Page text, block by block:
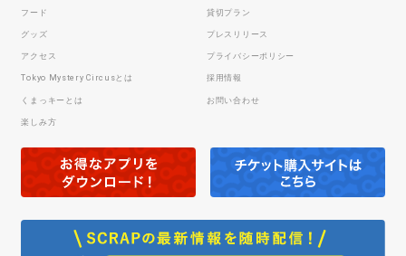
フード
グッズ
アクセス
Tokyo Mystery Circusとは
くまっキーとは
楽しみ方
貸切プラン
プレスリリース
プライバシーポリシー
採用情報
お問い合わせ